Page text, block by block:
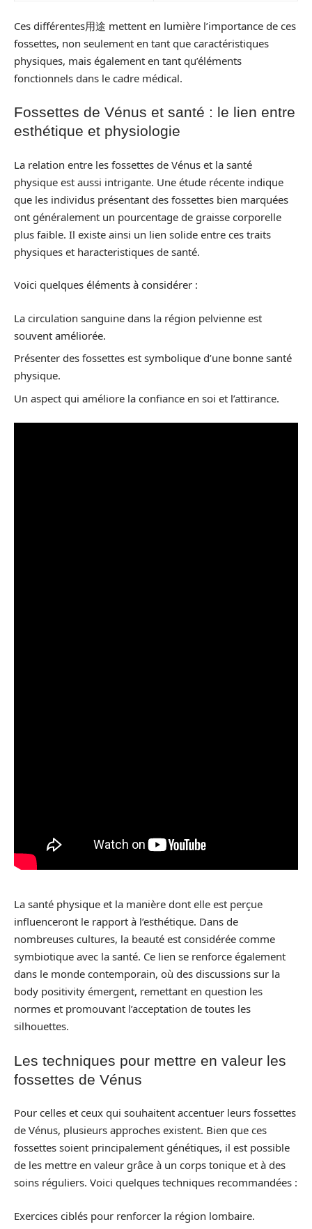
Ces différentes用途 mettent en lumière l’importance de ces
fossettes, non seulement en tant que caractéristiques
physiques, mais également en tant qu’éléments
fonctionnels dans le cadre médical.
Fossettes de Vénus et santé : le lien entre
esthétique et physiologie
La relation entre les fossettes de Vénus et la santé
physique est aussi intrigante. Une étude récente indique
que les individus présentant des fossettes bien marquées
ont généralement un pourcentage de graisse corporelle
plus faible. Il existe ainsi un lien solide entre ces traits
physiques et haracteristiques de santé.
Voici quelques éléments à considérer :
La circulation sanguine dans la région pelvienne est
souvent améliorée.
Présenter des fossettes est symbolique d’une bonne santé
physique.
Un aspect qui améliore la confiance en soi et l’attirance.
La santé physique et la manière dont elle est perçue
influenceront le rapport à l’esthétique. Dans de
nombreuses cultures, la beauté est considérée comme
symbiotique avec la santé. Ce lien se renforce également
dans le monde contemporain, où des discussions sur la
body positivity émergent, remettant en question les
normes et promouvant l’acceptation de toutes les
silhouettes.
Les techniques pour mettre en valeur les
fossettes de Vénus
Pour celles et ceux qui souhaitent accentuer leurs fossettes
de Vénus, plusieurs approches existent. Bien que ces
fossettes soient principalement génétiques, il est possible
de les mettre en valeur grâce à un corps tonique et à des
soins réguliers. Voici quelques techniques recommandées :
Exercices ciblés pour renforcer la région lombaire.